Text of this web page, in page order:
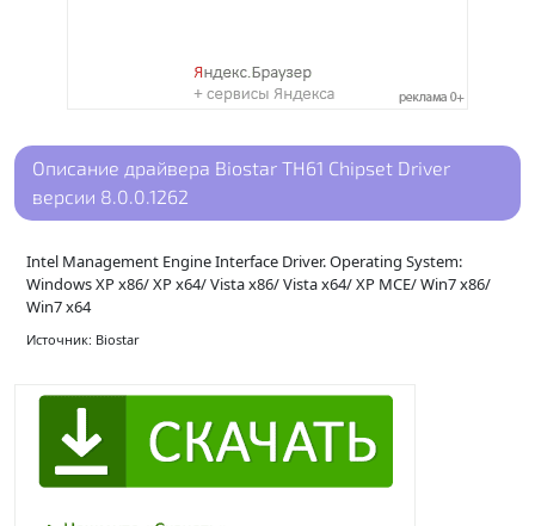
Описание драйвера Biostar TH61 Chipset Driver
версии 8.0.0.1262
Intel Management Engine Interface Driver. Operating System:
Windows XP x86/ XP x64/ Vista x86/ Vista x64/ XP MCE/ Win7 x86/
Win7 x64
Источник: Biostar